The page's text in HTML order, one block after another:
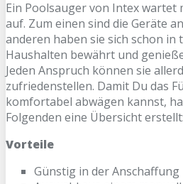
Ein Poolsauger von Intex wartet
auf. Zum einen sind die Geräte
anderen haben sie sich schon in
Haushalten bewährt und
Jeden Anspruch können sie
zufriedenstellen. Damit Du das
komfortabel abwägen kannst,
Folgenden eine Übersicht erstellt:
Vorteile
Günstig in der Anschaffung